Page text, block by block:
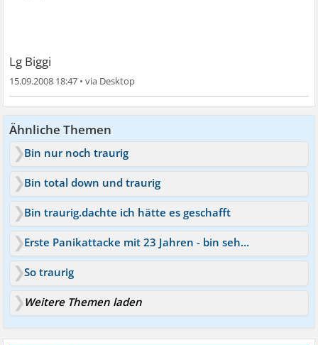
Lg Biggi
15.09.2008 18:47 •
Ähnliche Themen
Bin nur noch traurig
Bin total down und traurig
Bin traurig.dachte ich hätte es geschafft
Erste Panikattacke mit 23 Jahren - bin sehr traurig
So traurig
Weitere Themen laden